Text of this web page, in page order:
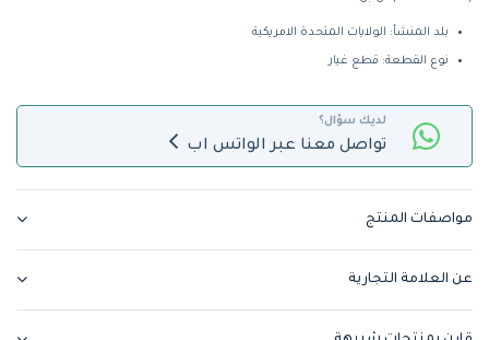
بلد المنشأ: الولايات المتحدة الامريكية
نوع القطعة: قطع غيار
لديك سؤال؟
تواصل معنا عبر الواتس اب
مواصفات المنتج
عن العلامة التجارية